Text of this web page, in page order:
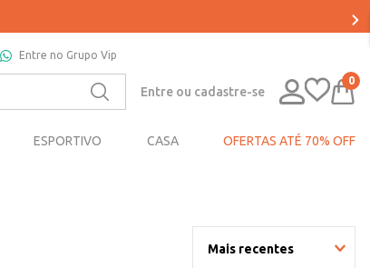
Entre no Grupo Vip
Entre ou cadastre-se
0
ESPORTIVO CASA OFERTAS ATÉ 70% OFF
Mais recentes